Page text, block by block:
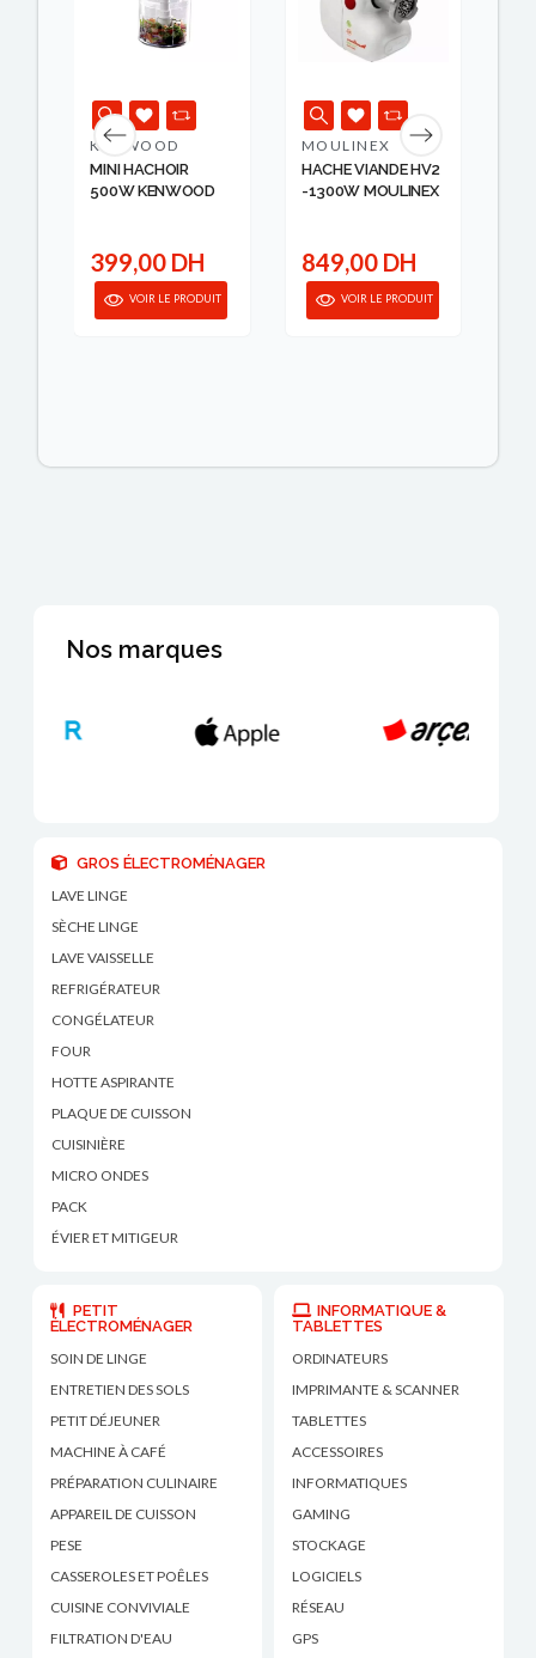
KENWOOD
MINI HACHOIR
500W KENWOOD
399,00 DH
VOIR LE PRODUIT
MOULINEX
HACHE VIANDE HV2
-1300W MOULINEX
849,00 DH
VOIR LE PRODUIT
Nos marques
GROS ÉLECTROMÉNAGER
LAVE LINGE
SÈCHE LINGE
LAVE VAISSELLE
REFRIGÉRATEUR
CONGÉLATEUR
FOUR
HOTTE ASPIRANTE
PLAQUE DE CUISSON
CUISINIÈRE
MICRO ONDES
PACK
ÉVIER ET MITIGEUR
PETIT
ÉLECTROMÉNAGER
SOIN DE LINGE
ENTRETIEN DES SOLS
PETIT DÉJEUNER
MACHINE À CAFÉ
PRÉPARATION CULINAIRE
APPAREIL DE CUISSON
PESE
CASSEROLES ET POÊLES
CUISINE CONVIVIALE
FILTRATION D'EAU
INFORMATIQUE &
TABLETTES
ORDINATEURS
IMPRIMANTE & SCANNER
TABLETTES
ACCESSOIRES
INFORMATIQUES
GAMING
STOCKAGE
LOGICIELS
RÉSEAU
GPS